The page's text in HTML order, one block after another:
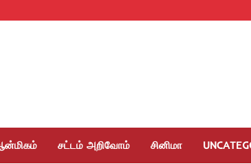
சட்டம் அறிவோம் சினிமா